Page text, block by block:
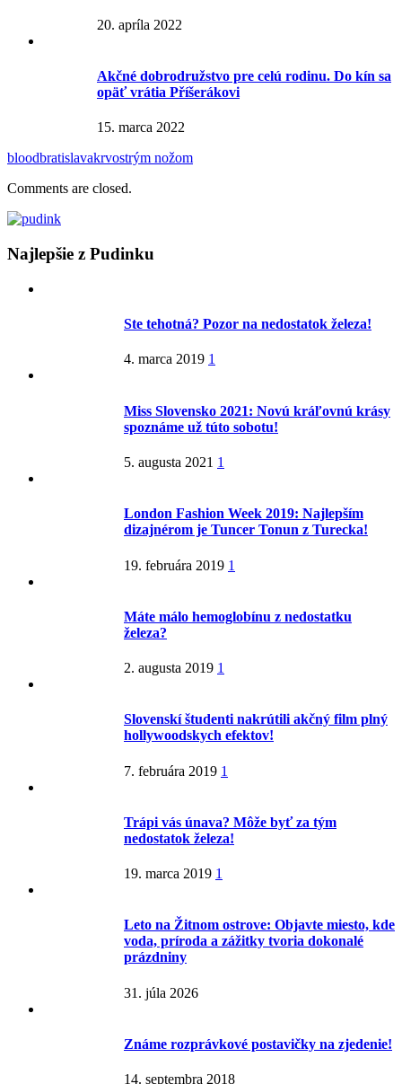
20. apríla 2022
Akčné dobrodružstvo pre celú rodinu. Do kín sa
opäť vrátia Příšerákovi
15. marca 2022
bloodbratislavakrvostrým nožom
Comments are closed.
Najlepšie z Pudinku
Ste tehotná? Pozor na nedostatok železa!
4. marca 2019 1
Miss Slovensko 2021: Novú kráľovnú krásy
spoznáme už túto sobotu!
5. augusta 2021 1
London Fashion Week 2019: Najlepším
dizajnérom je Tuncer Tonun z Turecka!
19. februára 2019 1
Máte málo hemoglobínu z nedostatku
železa?
2. augusta 2019 1
Slovenskí študenti nakrútili akčný film plný
hollywoodskych efektov!
7. februára 2019 1
Trápi vás únava? Môže byť za tým
nedostatok železa!
19. marca 2019 1
Leto na Žitnom ostrove: Objavte miesto, kde
voda, príroda a zážitky tvoria dokonalé
prázdniny
31. júla 2026
Známe rozprávkové postavičky na zjedenie!
14. septembra 2018